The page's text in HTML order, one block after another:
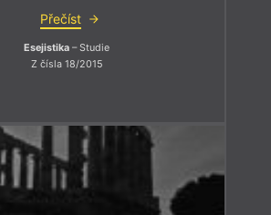
Přečíst
Esejistika – Studie
Z čísla 18/2015